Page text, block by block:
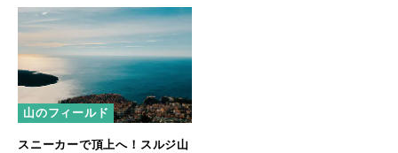
山のフィールド
スニーカーで頂上へ！スルジ山